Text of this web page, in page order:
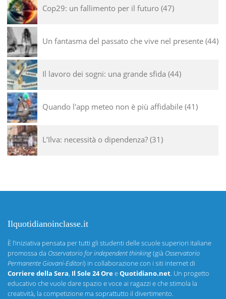
Cop29: un fallimento per il futuro 47
Un fantasma del passato che vive nel presente 44
Il lavoro dei sogni: una grande sfida 44
Quando l'app meteo non è più affidabile 41
L’Ilva: necessità o dipendenza? 31
Ilquotidianoinclasse.it
È l’iniziativa pensata per tutti gli studenti delle scuole superiori italiane
promossa da Osservatorio for independent thinking(già Osservatorio
Permanente Giovani-Editori) in collaborazione con i siti internet di
Corriere della Sera, Il Sole 24 OreeQuotidiano.net. Un progetto
educativo che vuole dare spazio e voce ai ragazzi e che stimola la
creatività, la competizione ma soprattutto il divertimento.